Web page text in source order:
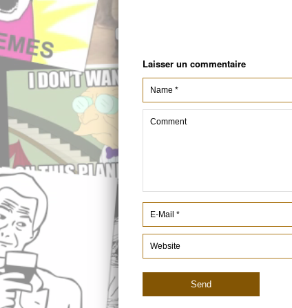
Laisser un commentaire